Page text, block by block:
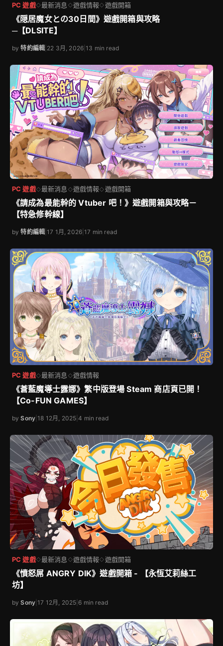
PC 遊戲◇最新消息 ◇遊戲情報◇遊戲開箱
《隠居魔女との30日間》遊戲開箱與攻略
─【DLSITE】
by特約編輯 22 3月, 2026 |13 min read
PC 遊戲◇最新消息 ◇遊戲情報◇遊戲開箱
《請成為最能幹的 Vtuber 吧！》遊戲開箱與攻略－
【特急修幹線】
by特約編輯 |17 1月, 2026 |17 min read
PC 遊戲◇最新消息 ◇遊戲情報
《蒼藍魔導士露娜》繁中版登場 Steam 商店頁已開！
【Co-FUN GAMES】
bySony |18 12月, 2025 |4 min read
PC 遊戲◇最新消息 ◇遊戲情報◇遊戲開箱
《憤怒屌 ANGRY DIK》遊戲開箱 - 【永恆艾莉絲工
坊】
bySony |17 12月, 2025 6 min read